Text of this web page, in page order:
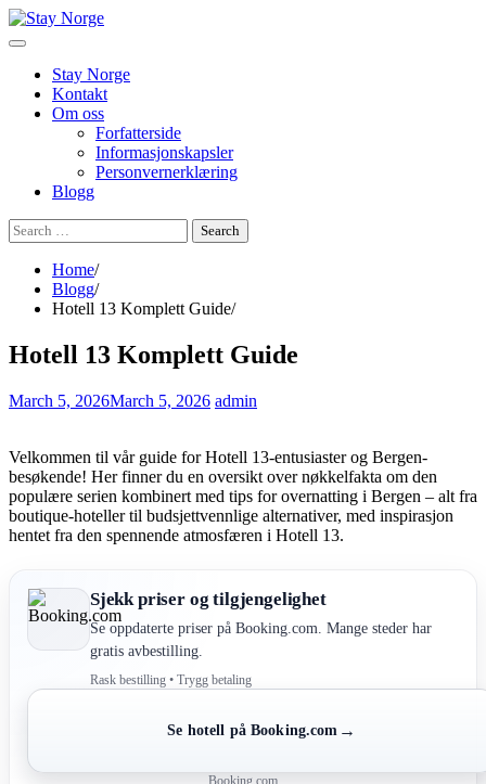
Skip
to
Stay Norge
Kontakt
Om oss
Forfatterside
Informasjonskapsler
Personvernerklæring
Blogg
Search
for:
Home
Blogg
Hotell 13 Komplett Guide
Hotell 13 Komplett Guide
March 5, 2026March 5, 2026 admin
Velkommen til vår guide for Hotell 13-entusiaster og Bergen-
besøkende! Her finner du en oversikt over nøkkelfakta om den
populære serien kombinert med tips for overnatting i Bergen – alt fra
boutique-hoteller til budsjettvennlige alternativer, med inspirasjon
hentet fra den spennende atmosfæren i Hotell 13.
Sjekk priser og tilgjengelighet
Se oppdaterte priser på Booking.com. Mange steder har
gratis avbestilling.
Rask bestilling • Trygg betaling
Se hotell på Booking.com →
Booking.com